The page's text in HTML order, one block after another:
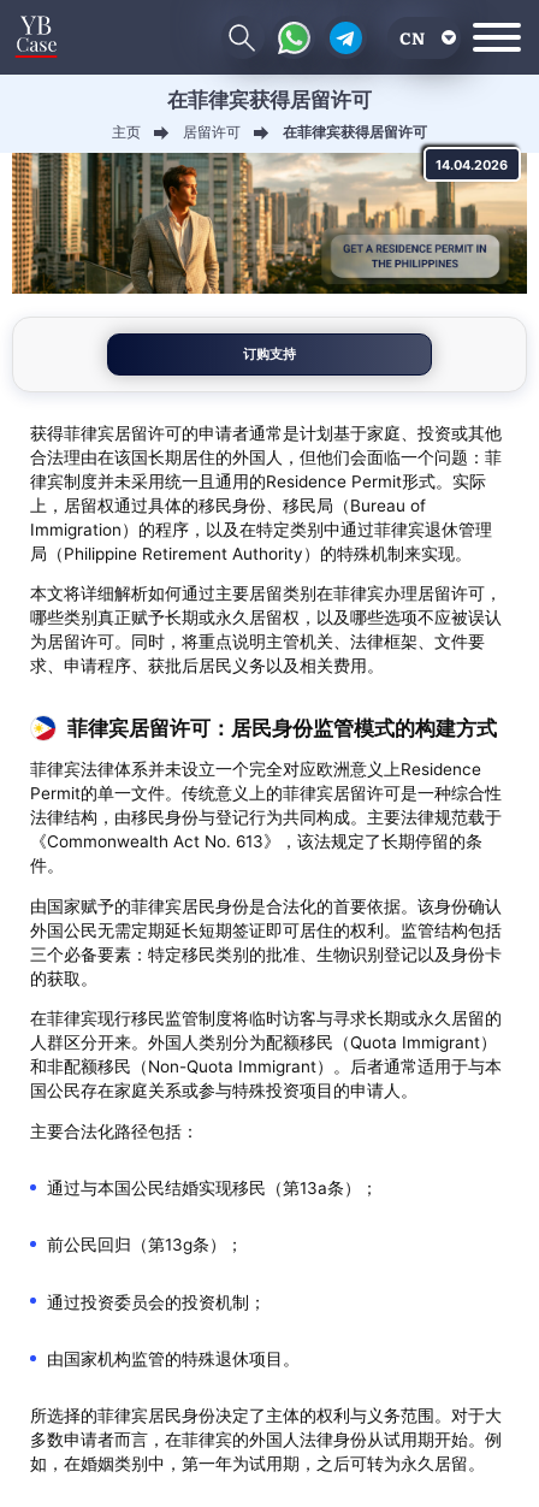
CN
RU
UA
在菲律宾获得居留许可
主页 居留许可 在菲律宾获得居留许可
14.04.2026
订购支持
获得菲律宾居留许可的申请者通常是计划基于家庭、投资或其他
合法理由在该国长期居住的外国人，但他们会面临一个问题：菲
律宾制度并未采用统一且通用的Residence Permit形式。实际
上，居留权通过具体的移民身份、移民局（Bureau of
Immigration）的程序，以及在特定类别中通过菲律宾退休管理
局（Philippine Retirement Authority）的特殊机制来实现。
本文将详细解析如何通过主要居留类别在菲律宾办理居留许可，
哪些类别真正赋予长期或永久居留权，以及哪些选项不应被误认
为居留许可。同时，将重点说明主管机关、法律框架、文件要
求、申请程序、获批后居民义务以及相关费用。
菲律宾居留许可：居民身份监管模式的构建方式
菲律宾法律体系并未设立一个完全对应欧洲意义上Residence
Permit的单一文件。传统意义上的菲律宾居留许可是一种综合性
法律结构，由移民身份与登记行为共同构成。主要法律规范载于
《Commonwealth Act No. 613》，该法规定了长期停留的条
件。
由国家赋予的菲律宾居民身份是合法化的首要依据。该身份确认
外国公民无需定期延长短期签证即可居住的权利。监管结构包括
三个必备要素：特定移民类别的批准、生物识别登记以及身份卡
的获取。
在菲律宾现行移民监管制度将临时访客与寻求长期或永久居留的
人群区分开来。外国人类别分为配额移民（Quota Immigrant）
和非配额移民（Non-Quota Immigrant）。后者通常适用于与本
国公民存在家庭关系或参与特殊投资项目的申请人。
主要合法化路径包括：
通过与本国公民结婚实现移民（第13a条）；
前公民回归（第13g条）；
通过投资委员会的投资机制；
由国家机构监管的特殊退休项目。
所选择的菲律宾居民身份决定了主体的权利与义务范围。对于大
多数申请者而言，在菲律宾的外国人法律身份从试用期开始。例
如，在婚姻类别中，第一年为试用期，之后可转为永久居留。